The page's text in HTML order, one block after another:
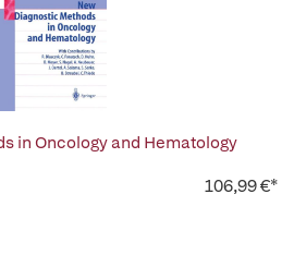
in Oncology and Hematology
106,99 €*